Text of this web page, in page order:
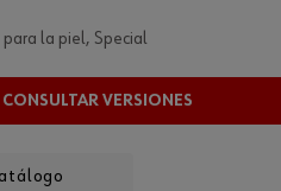
la piel, Special
CONSULTAR VERSIONES